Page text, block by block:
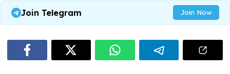
Join Telegram Join Now